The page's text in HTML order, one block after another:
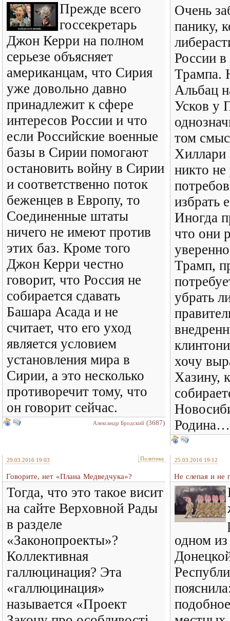
Прежде всего
госсекретарь
Джон Керри на полном
серьезе объясняет
американцам, что Сирия
уже довольно давно
принадлежит к сфере
интересов России и что
если Российские военные
базы в Сирии помогают
остановить войну в Сирии
и соответственно поток
беженцев в Европу, то
Соединенные штаты
ничего не имеют против
этих баз. Кроме того
Джон Керри честно
говорит, что Россия не
собирается сдавать
Башара Асада и не
считает, что его уход
является условием
установления мира в
Сирии, а это несколько
противоречит тому, что
он говорит сейчас.
Александр Бродский (3687)
Очень
панику,
России в
Трампа.
Альбац
Усков у
том
Хиллари
никто не
избрать
Иногда
что они
Трамп,
убрать
хочу
Хазину,
Родина…
29.03.2016 19:03 Политика
Говорите, нет «Плана Медведчука»?
Тогда, что это такое висит
на сайте Верховной Рады
в разделе
«Законопроекты»?
Коллективная
галлюцинация? Эта
«галлюцинация»
называется «Проект
25.03.2016 19:12
Не слепая и не
одном из